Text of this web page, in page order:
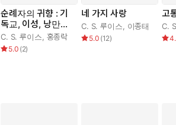
순례자의 귀향 : 기
독교, 이성, 낭만주
의에 대한 알레고리
적 옹호서
C. S. 루이스, 홍종락
5.0 (2)
네 가지 사랑
C. S. 루이스, 이종태
5.0 (12)
고
C.